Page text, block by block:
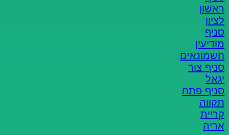
ראשון
לציון
סניף
מודיעין
חשמונאים
סניף צור
יגאל
סניף פתח
תקווה
קריית
אריה
×
רוצים הצעת
כמה פרטים ונחזור אליכם